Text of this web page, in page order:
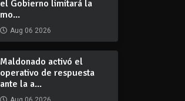
el Gobierno limitará la
mo...
Aug 06 2026
Maldonado activó el
operativo de respuesta
ante la a...